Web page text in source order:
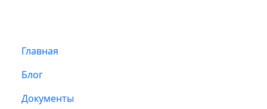
Главная
Блог
Документы